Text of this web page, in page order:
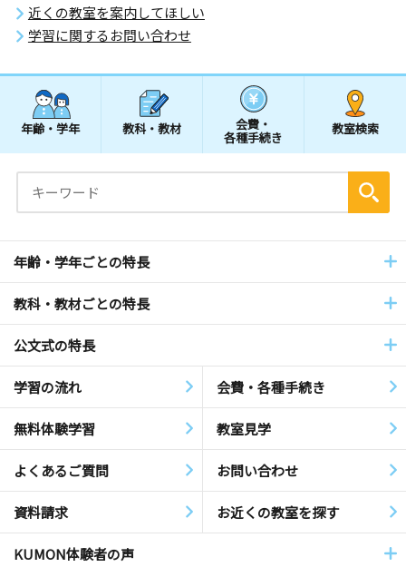
近くの教室を案内してほしい
学習に関するお問い合わせ
年齢・学年 教科・教材 会費・
各種手続き
教室検索
年齢・学年ごとの特長
教科・教材ごとの特長
公文式の特長
学習の流れ 会費・各種手続き
無料体験学習 教室見学
よくあるご質問 お問い合わせ
資料請求 お近くの教室を探す
KUMON体験者の声